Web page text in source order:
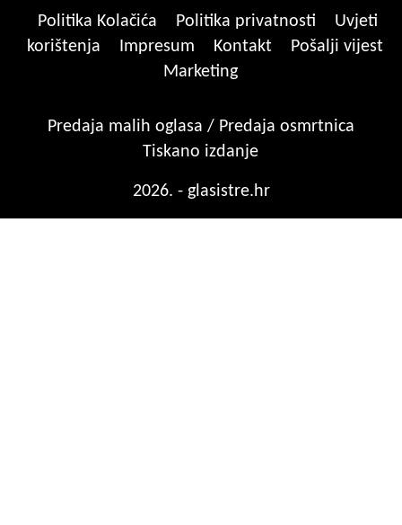
Politika Kolačića Politika privatnosti
Uvjeti
korištenja
Impresum Kontakt
Pošalji vijest
Marketing
Predaja malih oglasa / Predaja osmrtnica
Tiskano izdanje
2026. - glasistre.hr